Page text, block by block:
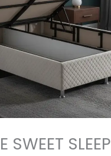
SWEET SLEEP